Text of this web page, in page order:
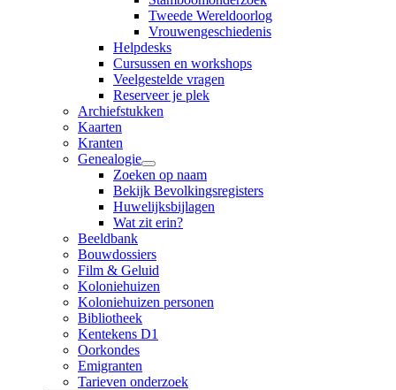
Tweede Wereldoorlog
Vrouwengeschiedenis
Helpdesks
Cursussen en workshops
Veelgestelde vragen
Reserveer je plek
Archiefstukken
Kaarten
Kranten
Genealogie
Zoeken op naam
Bekijk Bevolkingsregisters
Huwelijksbijlagen
Wat zit erin?
Beeldbank
Bouwdossiers
Film & Geluid
Koloniehuizen
Koloniehuizen personen
Bibliotheek
Kentekens D1
Oorkondes
Emigranten
Tarieven onderzoek